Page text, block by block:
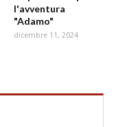
l'avventura
"Adamo"
dicembre 11, 2024